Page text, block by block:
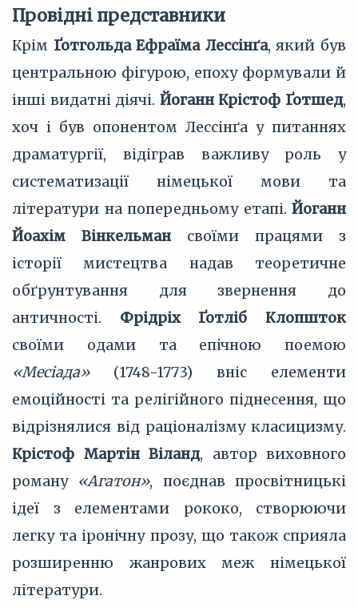
Провідні представники
Крім Ґотгольда Ефраїма Лессінґа, який був
центральною фігурою, епоху формували й
інші видатні діячі. Йоганн Крістоф Ґотшед,
хоч і був опонентом Лессінґа у питаннях
драматургії, відіграв важливу роль у
систематизації німецької мови та
літератури на попередньому етапі. Йоганн
Йоахім Вінкельман своїми працями з
історії мистецтва надав теоретичне
обґрунтування для звернення до
античності. Фрідріх Ґотліб Клопшток
своїми одами та епічною поемою
«Месіада»(1748-1773) вніс елементи
емоційності та релігійного піднесення, що
відрізнялися від раціоналізму класицизму.
Крістоф Мартін Віланд, автор виховного
роману «Агатон», поєднав просвітницькі
ідеї з елементами рококо, створюючи
легку та іронічну прозу, що також сприяла
розширенню жанрових меж німецької
літератури.